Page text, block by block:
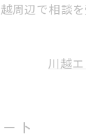
周辺で相談
川越
ト